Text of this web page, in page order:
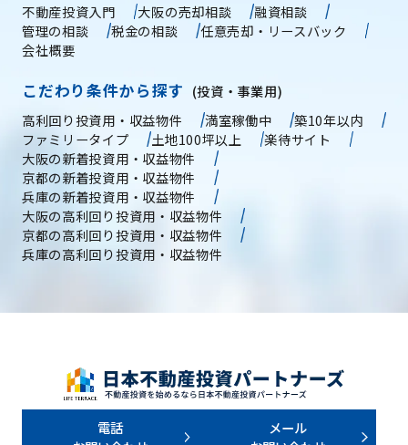
不動産投資入門 大阪の売却相談
融資相談
管理の相談
税金の相談
任意売却・リースバック
会社概要
こだわり条件から探す (投資・事業用)
高利回り投資用・収益物件
満室稼働中
築10年以内
ファミリータイプ
土地100坪以上
楽待サイト
大阪の新着投資用・収益物件
京都の新着投資用・収益物件
兵庫の新着投資用・収益物件
大阪の高利回り投資用・収益物件
京都の高利回り投資用・収益物件
兵庫の高利回り投資用・収益物件
電話
メール